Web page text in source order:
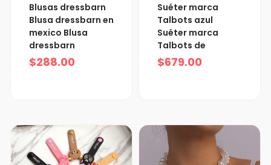
Blusas dressbarn
Blusa dressbarn en
mexico Blusa
dressbarn
$288.00
Suéter marca
Talbots azul
Suéter marca
Talbots de
$679.00